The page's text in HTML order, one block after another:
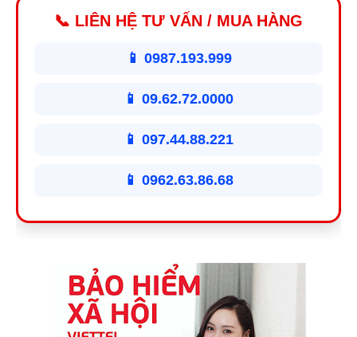
📞 LIÊN HỆ TƯ VẤN / MUA HÀNG
📱 0987.193.999
📱 09.62.72.0000
📱 097.44.88.221
📱 0962.63.86.68